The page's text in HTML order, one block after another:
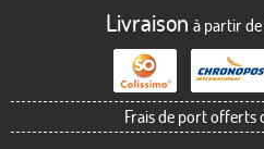
Livraison à partir
Frais de port offerts